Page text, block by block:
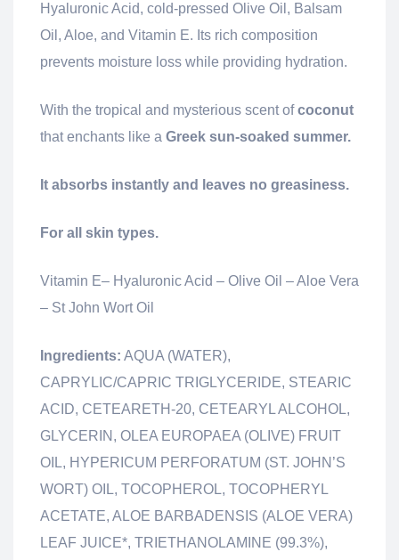
Hyaluronic Acid, cold-pressed Olive Oil, Balsam
Oil, Aloe, and Vitamin E. Its rich composition
prevents moisture loss while providing hydration.
With the tropical and mysterious scent ofcoconut
that enchants like a Greek sun-soaked summer.
It absorbs instantly and leaves no greasiness.
For all skin types.
Vitamin E– Hyaluronic Acid – Olive Oil – Aloe Vera
– St John Wort Oil
Ingredients: AQUA (WATER),
CAPRYLIC/CAPRIC TRIGLYCERIDE, STEARIC
ACID, CETEARETH-20, CETEARYL ALCOHOL,
GLYCERIN, OLEA EUROPAEA (OLIVE) FRUIT
OIL, HYPERICUM PERFORATUM (ST. JOHN’S
WORT) OIL, TOCOPHEROL, TOCOPHERYL
ACETATE, ALOE BARBADENSIS (ALOE VERA)
LEAF JUICE*, TRIETHANOLAMINE (99.3%),